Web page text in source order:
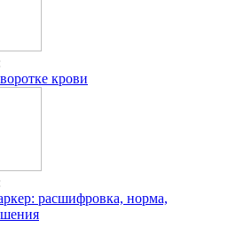
крови
расшифровка, норма,